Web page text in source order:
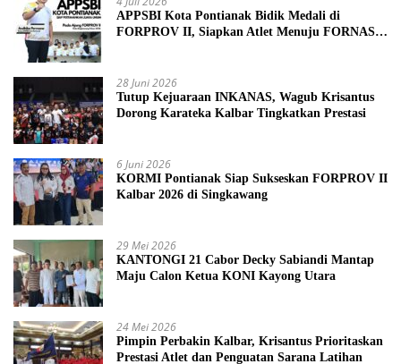
APPSBI Kota Pontianak Bidik Medali di
FORPROV II, Siapkan Atlet Menuju FORNAS
28 Juni 2026
Tutup Kejuaraan INKANAS, Wagub Krisantus
Dorong Karateka Kalbar Tingkatkan Prestasi
6 Juni 2026
KORMI Pontianak Siap Sukseskan FORPROV II
Kalbar 2026 di Singkawang
29 Mei 2026
KANTONGI 21 Cabor Decky Sabiandi Mantap
Maju Calon Ketua KONI Kayong Utara
24 Mei 2026
Pimpin Perbakin Kalbar, Krisantus Prioritaskan
Prestasi Atlet dan Penguatan Sarana Latihan